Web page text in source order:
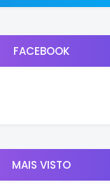
FACEBOOK
MAIS VISTO